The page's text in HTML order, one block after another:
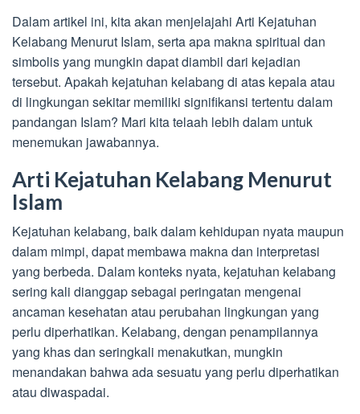
Dalam artikel ini, kita akan menjelajahi Arti Kejatuhan
Kelabang Menurut Islam, serta apa makna spiritual dan
simbolis yang mungkin dapat diambil dari kejadian
tersebut. Apakah kejatuhan kelabang di atas kepala atau
di lingkungan sekitar memiliki signifikansi tertentu dalam
pandangan Islam? Mari kita telaah lebih dalam untuk
menemukan jawabannya.
Arti Kejatuhan Kelabang Menurut
Islam
Kejatuhan kelabang, baik dalam kehidupan nyata maupun
dalam mimpi, dapat membawa makna dan interpretasi
yang berbeda. Dalam konteks nyata, kejatuhan kelabang
sering kali dianggap sebagai peringatan mengenai
ancaman kesehatan atau perubahan lingkungan yang
perlu diperhatikan. Kelabang, dengan penampilannya
yang khas dan seringkali menakutkan, mungkin
menandakan bahwa ada sesuatu yang perlu diperhatikan
atau diwaspadai.